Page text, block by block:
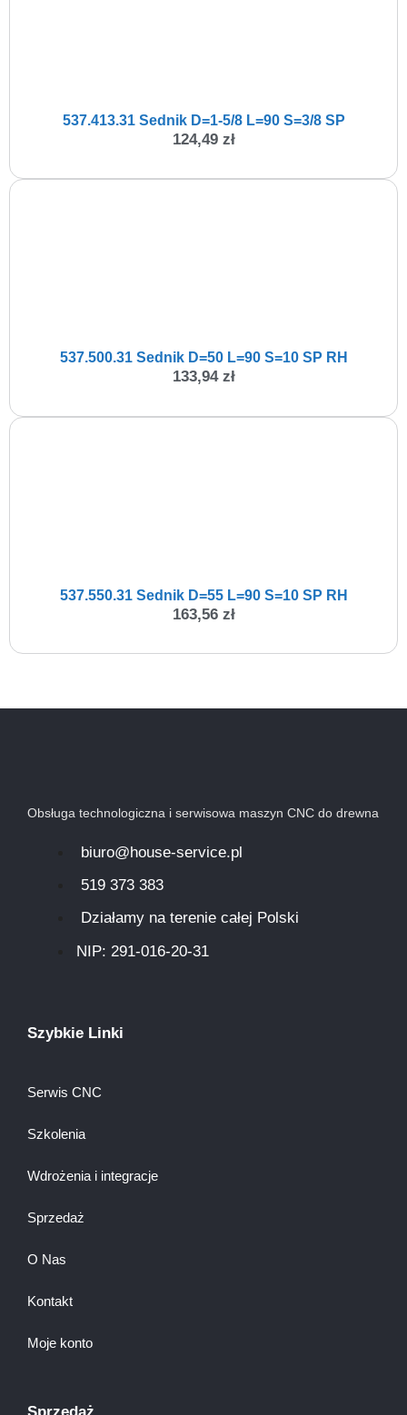
537.413.31 Sednik D=1-5/8 L=90 S=3/8 SP
124,49 zł
537.500.31 Sednik D=50 L=90 S=10 SP RH
133,94 zł
537.550.31 Sednik D=55 L=90 S=10 SP RH
163,56 zł
Obsługa technologiczna i serwisowa maszyn CNC do drewna
biuro@house-service.pl
519 373 383
Działamy na terenie całej Polski
NIP: 291-016-20-31​
Szybkie Linki
Serwis CNC
Szkolenia
Wdrożenia i integracje
Sprzedaż
O Nas
Kontakt
Moje konto